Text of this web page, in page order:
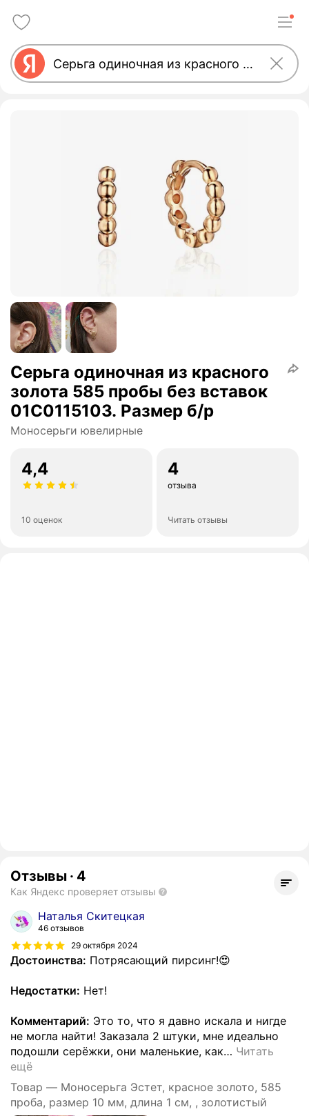
Серьга одиночная из красного
золота 585 пробы без вставок
01С0115103. Размер б/р
Моносерьги ювелирные
4,4
10 оценок
4
отзыва
Читать отзывы
Отзывы · 4
Как Яндекс проверяет отзывы
Наталья Скитецкая
46 отзывов
29 октября 2024
Достоинства: Потрясающий пирсинг!😍
Недостатки: Нет!
Комментарий: Это то, что я давно искала и нигде
не могла найти! Заказала 2 штуки, мне идеально
подошли серёжки, они маленькие, как… Читать
ещё
Товар — Моносерьга Эстет, красное золото, 585
проба, размер 10 мм, длина 1 см, , золотистый